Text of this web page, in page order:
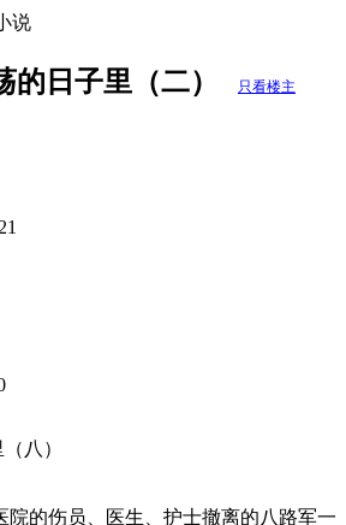
说
的日子里（二） 只看楼主
八）
的伤员、医生、护士撤离的八路军一